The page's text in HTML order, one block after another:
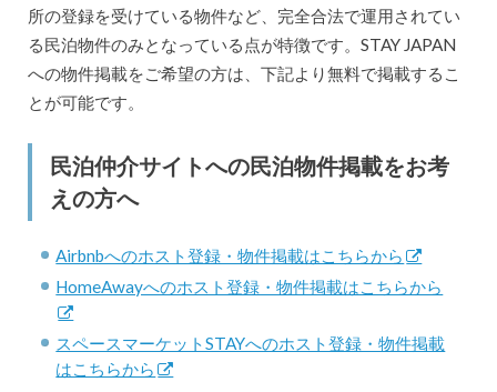
所の登録を受けている物件など、完全合法で運用されてい
る民泊物件のみとなっている点が特徴です。STAY JAPAN
への物件掲載をご希望の方は、下記より無料で掲載するこ
とが可能です。
民泊仲介サイトへの民泊物件掲載をお考
えの方へ
Airbnbへのホスト登録・物件掲載はこちらから
HomeAwayへのホスト登録・物件掲載はこちらから
スペースマーケットSTAYへのホスト登録・物件掲載
はこちらから